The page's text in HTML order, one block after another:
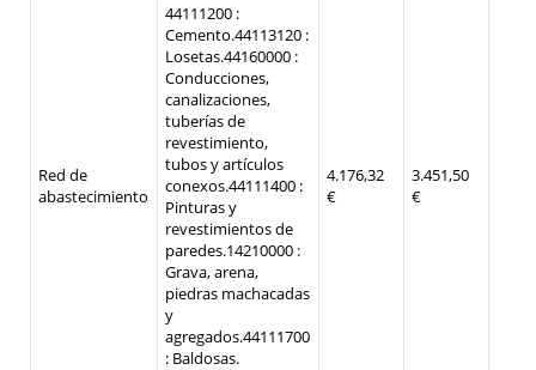
Red de
abastecimiento
44111200 :
Cemento.44113120 :
Losetas.44160000 :
Conducciones,
canalizaciones,
tuberías de
revestimiento,
tubos y artículos
conexos.44111400 :
Pinturas y
revestimientos de
paredes.14210000 :
Grava, arena,
piedras machacadas
y
agregados.44111700
: Baldosas.
4.176,32
€
3.451,50
€